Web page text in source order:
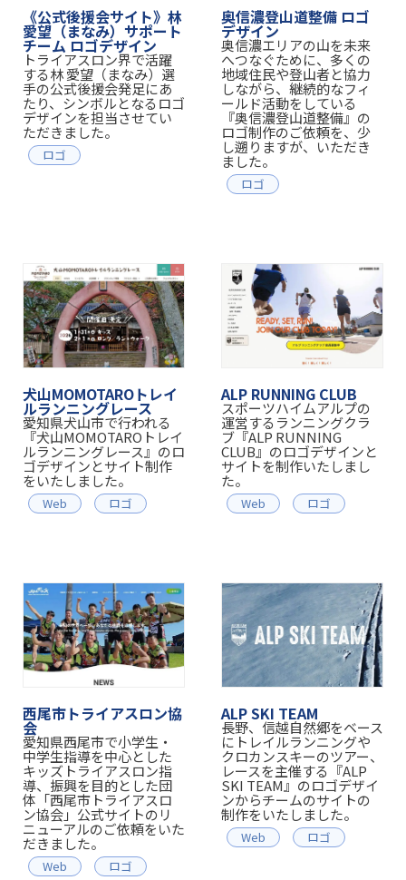
《公式後援会サイト》林
愛望（まなみ）サポート
チーム ロゴデザイン
トライアスロン界で活躍
する林 愛望（まなみ）選
手の公式後援会発足にあ
たり、シンボルとなるロゴ
デザインを担当させてい
ただきました。
ロゴ
奥信濃登山道整備 ロゴ
デザイン
奥信濃エリアの山を未来
へつなぐために、多くの
地域住民や登山者と協力
しながら、継続的なフィ
ールド活動をしている
『奥信濃登山道整備』の
ロゴ制作のご依頼を、少
し遡りますが、いただき
ました。
ロゴ
犬山MOMOTAROトレイ
ルランニングレース
愛知県犬山市で行われる
『犬山MOMOTAROトレイ
ルランニングレース』のロ
ゴデザインとサイト制作
をいたしました。
Web ロゴ
ALP RUNNING CLUB
スポーツハイムアルプの
運営するランニングクラ
ブ『ALP RUNNING
CLUB』のロゴデザインと
サイトを制作いたしまし
た。
Web ロゴ
西尾市トライアスロン協
会
愛知県西尾市で小学生・
中学生指導を中心とした
キッズトライアスロン指
導、振興を目的とした団
体「西尾市トライアスロ
ン協会」公式サイトのリ
ニューアルのご依頼をいた
だきました。
Web ロゴ
ALP SKI TEAM
長野、信越自然郷をベース
にトレイルランニングや
クロカンスキーのツアー、
レースを主催する『ALP
SKI TEAM』のロゴデザイ
ンからチームのサイトの
制作をいたしました。
Web ロゴ